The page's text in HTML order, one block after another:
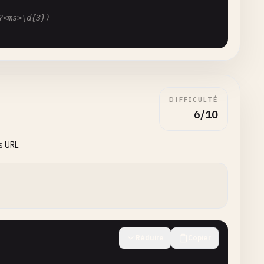
]\d{2}:\d{2})
d{
URL
DIFFICULTÉ
6/10